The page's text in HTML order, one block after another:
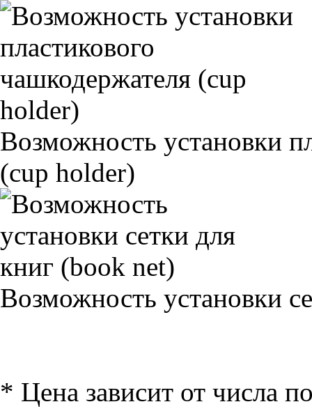
Возможность установки
(cup holder)
Возможность установки
* Цена зависит от числа